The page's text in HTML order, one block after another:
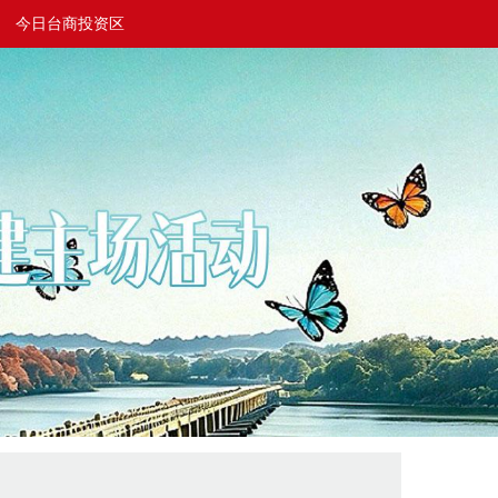
今日台商投资区